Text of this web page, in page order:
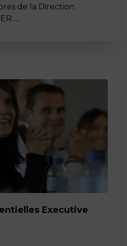
de la Direction
…
Executive